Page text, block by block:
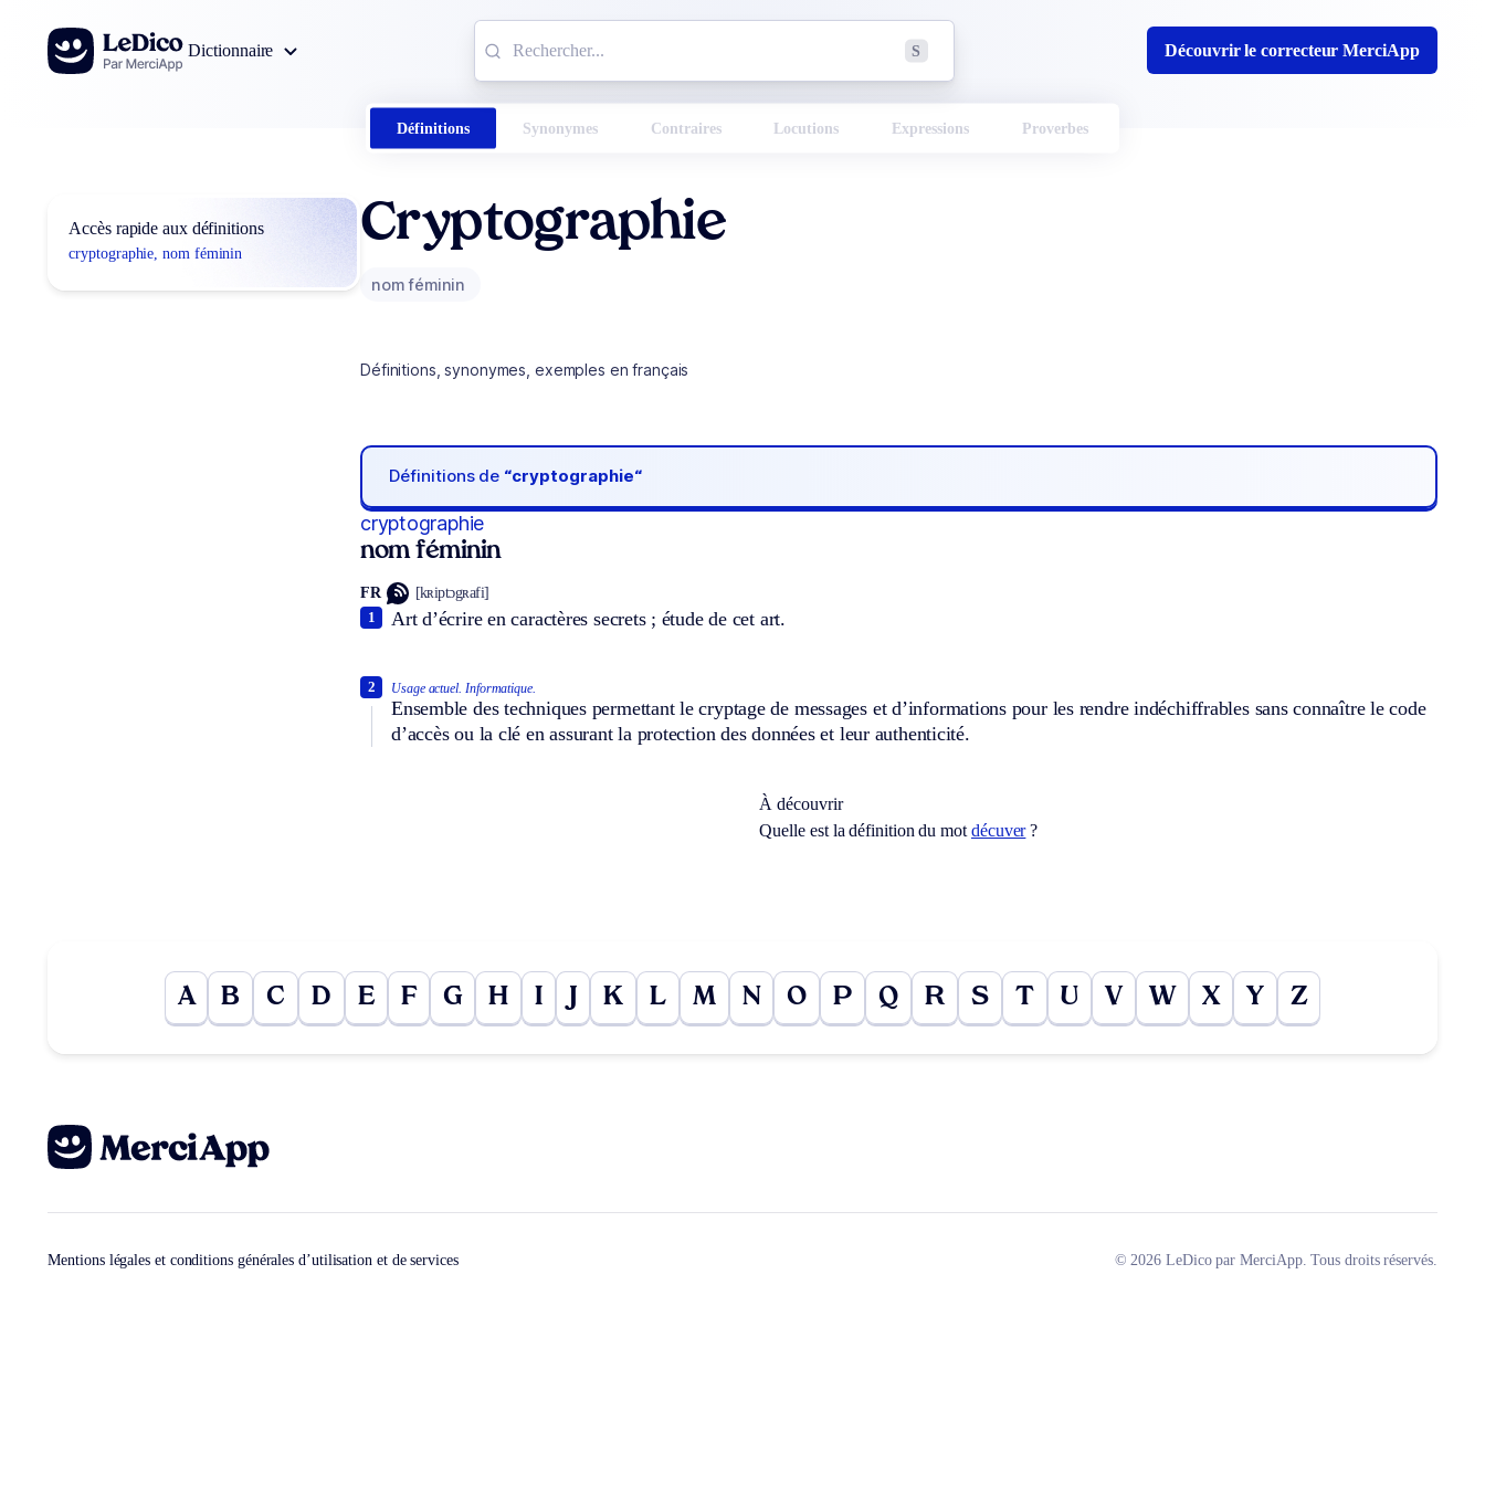
Aller au contenu
Dictionnaire
S Découvrir le correcteur MerciApp
Définitions Synonymes Contraires Locutions Expressions Proverbes
Accès rapide aux définitions
cryptographie, nom féminin
Cryptographie
nom féminin
Définitions, synonymes, exemples en français
Définitions de “cryptographie“
cryptographie
nom féminin
FR [kʀiptɔgʀafi]
Art d’écrire en caractères secrets ; étude de cet art.
1
Usage actuel. Informatique.
Ensemble des techniques permettant le cryptage de messages et d’informations pour les rendre indéchiffrables sans connaître le code
d’accès ou la clé en assurant la protection des données et leur authenticité.
2
À découvrir
Quelle est la définition du mot décuver?
A B C D E F G H I K L M N O P Q R S T U V W X Y Z
Mentions légales et conditions générales d’utilisation et de services © 2026 LeDico par MerciApp. Tous droits réservés.